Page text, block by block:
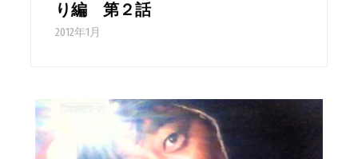
り編 第２話
2012年1月